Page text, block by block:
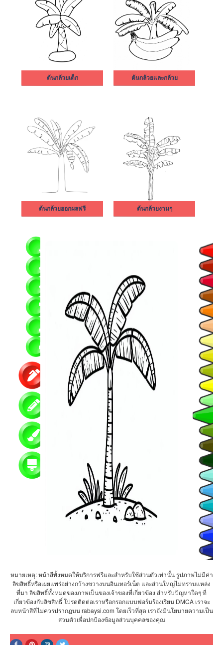
ต้นกล้วยเด็ก ต้นกล้วยและกล้วย
ต้นกล้วยออกผลฟรี ต้นกล้วยงามๆ
หมายเหตุ: หน้าสีทั้งหมดให้บริการฟรีและสำหรับใช้ส่วนตัวเท่านั้น รูปภาพไม่มีค่า
ลิขสิทธิ์หรือเผยแพร่อย่างกว้างขวางบนอินเทอร์เน็ต และส่วนใหญ่ไม่ทราบแหล่ง
ที่มา ลิขสิทธิ์ทั้งหมดของภาพเป็นของเจ้าของที่เกี่ยวข้อง สำหรับปัญหาใดๆ ที่
เกี่ยวข้องกับลิขสิทธิ์ โปรดติดต่อเราหรือกรอกแบบฟอร์มร้องเรียน DMCA เราจะ
ลบหน้าสีที่ไม่ควรปรากฏบน rabaysi.com โดยเร็วที่สุด เรายังมีนโยบายความเป็น
ส่วนตัวเพื่อปกป้องข้อมูลส่วนบุคคลของคุณ